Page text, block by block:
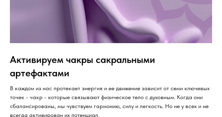
Активируем чакры сакральными
артефактами
В каждом из нас протекает энергия и ее движение зависит от семи ключевых
точек - чакр - которые связывают физическое тело с духовным. Когда они
сбалансированы, мы чувствуем гармонию, силу и легкость. Но не у всех и не
всегда активирован их потенциал.